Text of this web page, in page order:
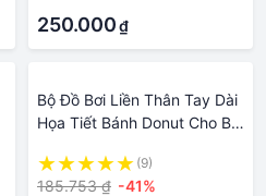
250.000₫
Bộ Đồ Bơi Liền Thân Tay Dài
Họa Tiết Bánh Donut Cho Bé
(9)
185.753 ₫ -41%